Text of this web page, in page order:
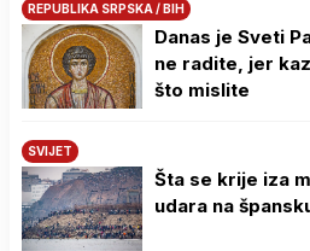
REPUBLIKA SRPSKA / BIH
Danas je Sveti
ne radite, jer
što mislite
SVIJET
Šta se krije iza
udara na